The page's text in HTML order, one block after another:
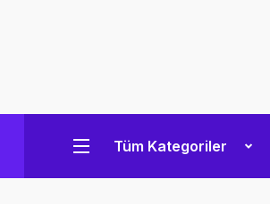
Tüm Kategoriler